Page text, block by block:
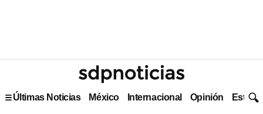
Últimas Noticias México Internacional Opinión Estilo